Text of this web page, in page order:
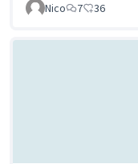
Nico
7 36